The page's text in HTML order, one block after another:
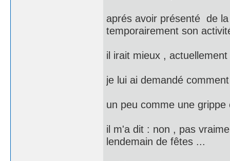
aprés avoir présenté de
temporairement son
il irait mieux ,
je lui ai demandé
un peu comme une
il m'a dit : non , pas
lendemain de fêtes ...